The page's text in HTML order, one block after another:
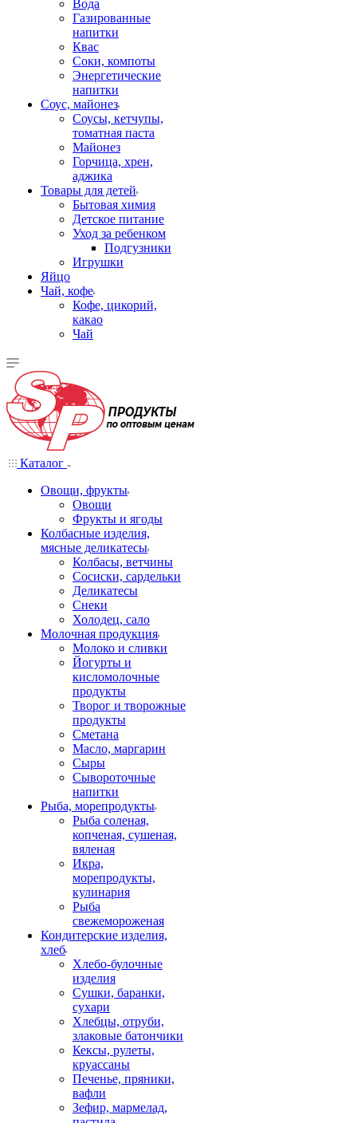
Вода
Газированные
напитки
Квас
Соки, компоты
Энергетические
напитки
Соус, майонез
Соусы, кетчупы,
томатная паста
Майонез
Горчица, хрен,
аджика
Товары для детей
Бытовая химия
Детское питание
Уход за ребенком
Подгузники
Игрушки
Яйцо
Чай, кофе
Кофе, цикорий,
какао
Чай
Каталог
Овощи, фрукты
Овощи
Фрукты и ягоды
Колбасные изделия,
мясные деликатесы
Колбасы, ветчины
Сосиски, сардельки
Деликатесы
Снеки
Холодец, сало
Молочная продукция
Молоко и сливки
Йогурты и
кисломолочные
продукты
Творог и творожные
продукты
Сметана
Масло, маргарин
Сыры
Сывороточные
напитки
Рыба, морепродукты
Рыба соленая,
копченая, сушеная,
вяленая
Икра,
морепродукты,
кулинария
Рыба
свежемороженая
Кондитерские изделия,
хлеб
Хлебо-булочные
изделия
Сушки, баранки,
сухари
Хлебцы, отруби,
злаковые батончики
Кексы, рулеты,
круассаны
Печенье, пряники,
вафли
Зефир, мармелад,